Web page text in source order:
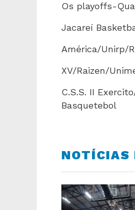
Os playoffs-
Jacareí
América/Unirp/
XV/Raizen/
C.S.S. II
Basquetebol
NOTÍCIAS